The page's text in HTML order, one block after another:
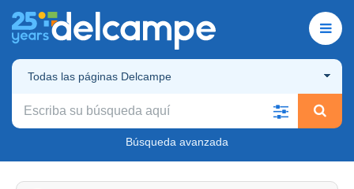
Todas las páginas Delcampe
Búsqueda avanzada